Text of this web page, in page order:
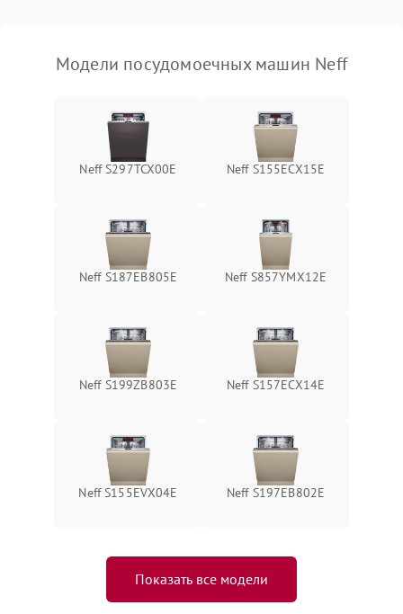
Модели посудомоечных машин Neff
Neff S297TCX00E Neff S155ECX15E
Neff S187EB805E Neff S857YMX12E
Neff S199ZB803E Neff S157ECX14E
Neff S155EVX04E Neff S197EB802E
Показать все модели